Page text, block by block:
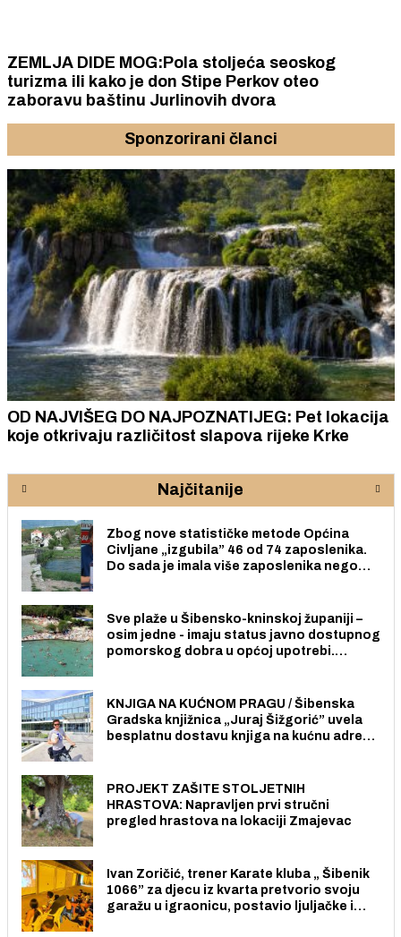
ZEMLJA DIDE MOG:Pola stoljeća seoskog
turizma ili kako je don Stipe Perkov oteo
zaboravu baštinu Jurlinovih dvora
Sponzorirani članci
OD NAJVIŠEG DO NAJPOZNATIJEG: Pet lokacija
koje otkrivaju različitost slapova rijeke Krke
Najčitanije
Zbog nove statističke metode Općina
Civljane „izgubila” 46 od 74 zaposlenika.
Do sada je imala više zaposlenika nego
Sve plaže u Šibensko-kninskoj županiji –
osim jedne - imaju status javno dostupnog
pomorskog dobra u općoj upotrebi.
KNJIGA NA KUĆNOM PRAGU / Šibenska
Gradska knjižnica „Juraj Šižgorić” uvela
besplatnu dostavu knjiga na kućnu adresu
PROJEKT ZAŠITE STOLJETNIH
HRASTOVA: Napravljen prvi stručni
pregled hrastova na lokaciji Zmajevac
Ivan Zoričić, trener Karate kluba „ Šibenik
1066” za djecu iz kvarta pretvorio svoju
garažu u igraonicu, postavio ljuljačke i